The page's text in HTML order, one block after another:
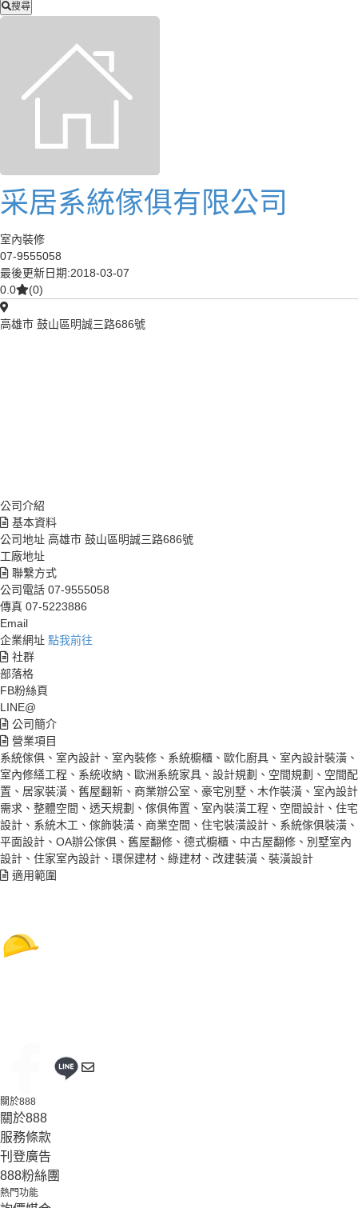
搜尋
采居系統傢俱有限公司
室內裝修
07-9555058
最後更新日期:2018-03-07
0.0
(0)
高雄市 鼓山區明誠三路686號
公司介紹
基本資料
公司地址 高雄市 鼓山區明誠三路686號
工廠地址
聯繫方式
公司電話 07-9555058
傳真 07-5223886
Email
企業網址 點我前往
社群
部落格
FB粉絲頁
LINE@
公司簡介
營業項目
系統傢俱、室內設計、室內裝修、系統櫥櫃、歐化廚具、室內設計裝潢、
室內修繕工程、系統收納、歐洲系統家具、設計規劃、空間規劃、空間配
置、居家裝潢、舊屋翻新、商業辦公室、豪宅別墅、木作裝潢、室內設計
需求、整體空間、透天規劃、傢俱佈置、室內裝潢工程、空間設計、住宅
設計、系統木工、傢飾裝潢、商業空間、住宅裝潢設計、系統傢俱裝潢、
平面設計、OA辦公傢俱、舊屋翻修、德式櫥櫃、中古屋翻修、別墅室內
設計、住家室內設計、環保建材、綠建材、改建裝潢、裝潢設計
適用範圍
關於888
關於888
服務條款
刊登廣告
888粉絲團
熱門功能